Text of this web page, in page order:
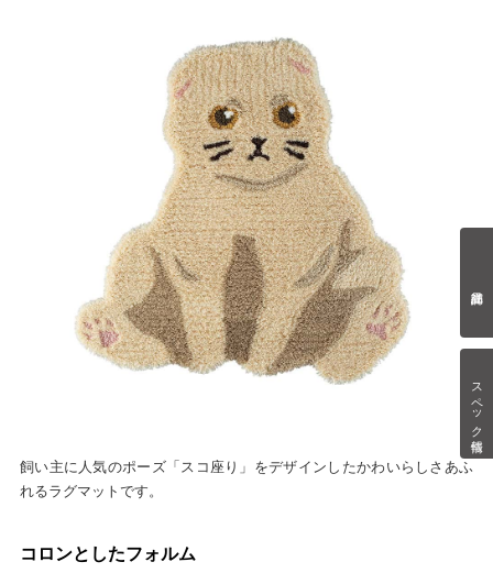
スペック情報
飼い主に人気のポーズ「スコ座り」をデザインしたかわいらしさあふ
れるラグマットです。
コロンとしたフォルム